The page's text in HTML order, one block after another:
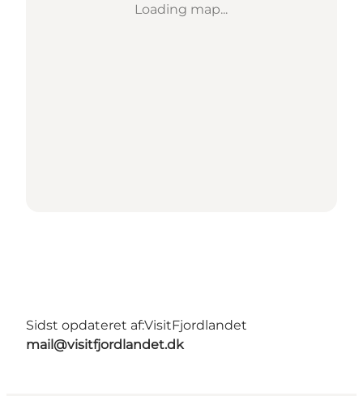
Loading map...
Sidst opdateret af:VisitFjordlandet
mail@visitfjordlandet.dk